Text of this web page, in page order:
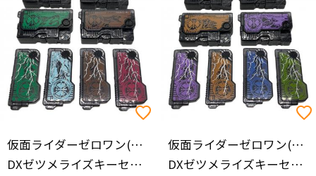
仮面ライダーゼロワン(カメンライダーゼロワン)
DXゼツメライズキーセット 1 仮面ライダー
仮面ライダーゼロワン(カメンライダーゼロワン)
DXゼツメライズキーセット 2 仮面ライダー